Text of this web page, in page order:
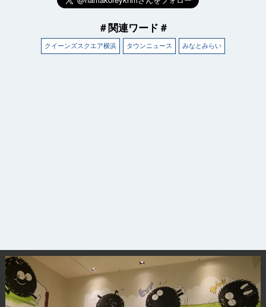
＃関連ワード＃
クイーンズスクエア横浜 タウンニュース みなとみらい